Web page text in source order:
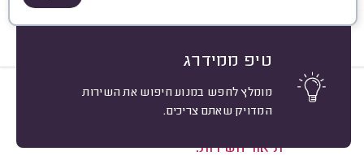
טיפ ממידרג
מומלץ לחפש במנוע חיפוש את השירות
המדויק שאתם צריכים.
נדב ז. תל אביב.
משוב: 10/09/2025
תיאור השירות:
10